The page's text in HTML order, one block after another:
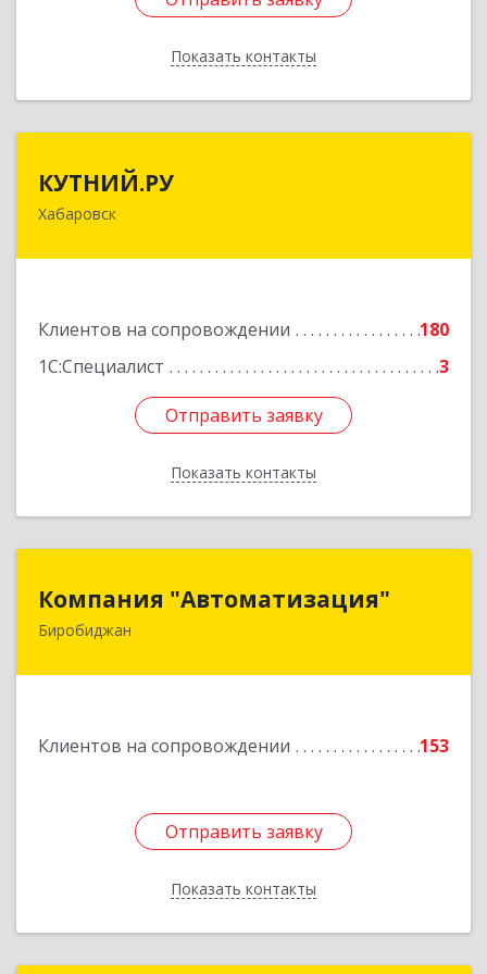
Показать контакты
Назад
КУТНИЙ.РУ
Хабаровск
Клиентов на сопровождении
180
1С:Специалист
3
Отправить заявку
Показать контакты
680007, Хабаровский край, Хабаровск г,
Отправить заявку
Назад
Компания "Автоматизация"
Биробиджан
Клиентов на сопровождении 153
Отправить заявку
Показать контакты
679016, Еврейская Аобл, Биробиджан г,
Отправить заявку
Назад